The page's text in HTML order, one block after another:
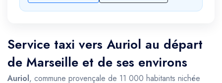
Service taxi vers Auriol au départ
de Marseille et de ses environs
Auriol, commune provençale de 11 000 habitants nichée